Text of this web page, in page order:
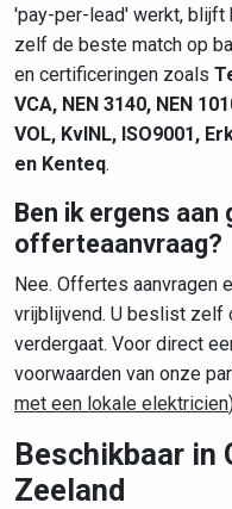
'pay-per-lead' werkt,
zelf de beste match op
en certificeringen zoals
VCA, NEN 3140, NEN
VOL, KvINL, ISO9001,
en Kenteq.
Ben ik ergens aan
offerteaanvraag?
Nee. Offertes aanvragen
vrijblijvend. U beslist zelf
verdergaat. Voor direct
voorwaarden van onze
met een lokale elektricien
Beschikbaar in
Zeeland